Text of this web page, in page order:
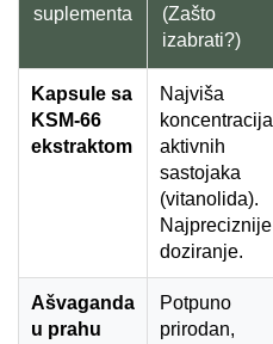
suplementa
(Zašto
izabrati?)
Kapsule sa
KSM-66
ekstraktom
Najviša
koncentracija
aktivnih
sastojaka
(vitanolida).
Najpreciznije
doziranje.
Ašvaganda
u prahu
Potpuno
prirodan,